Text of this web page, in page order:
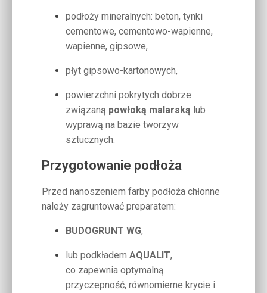
podłoży mineralnych: beton, tynki
cementowe, cementowo-wapienne,
wapienne, gipsowe,
płyt gipsowo-kartonowych,
powierzchni pokrytych dobrze
związaną powłoką malarską lub
wyprawą na bazie tworzyw
sztucznych.
Przygotowanie podłoża
Przed nanoszeniem farby podłoża chłonne
należy zagruntować preparatem:
BUDOGRUNT WG,
lub podkładem AQUALIT,
co zapewnia optymalną
przyczepność, równomierne krycie i